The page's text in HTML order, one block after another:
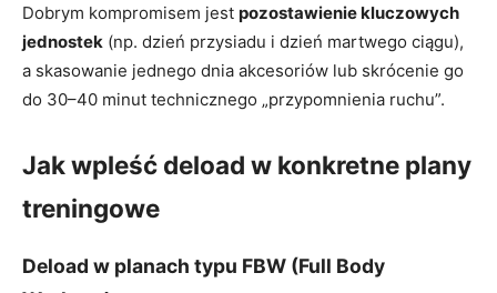
Dobrym kompromisem jest pozostawienie kluczowych
jednostek (np. dzień przysiadu i dzień martwego ciągu),
a skasowanie jednego dnia akcesoriów lub skrócenie go
do 30–40 minut technicznego „przypomnienia ruchu”.
Jak wpleść deload w konkretne plany
treningowe
Deload w planach typu FBW (Full Body